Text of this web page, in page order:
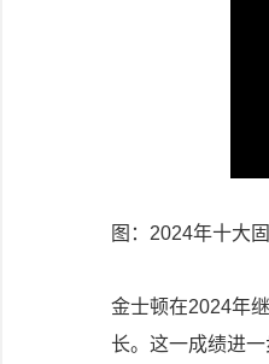
图：2024年十大
金士顿在2024年
长。这一成绩进